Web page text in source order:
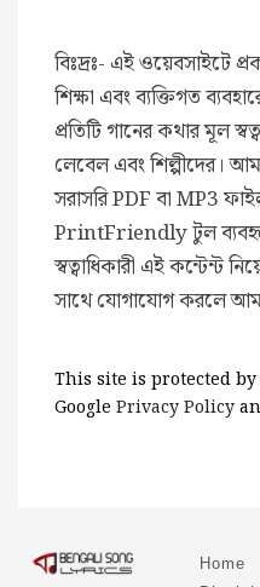
বিঃদ্রঃ- এই ওয়েবসাইটে
শিক্ষা এবং ব্যক্তিগত
প্রতিটি গানের কথার মূল
লেবেল এবং শিল্পীদের।
সরাসরি PDF বা MP3
PrintFriendly টুল
স্বত্বাধিকারী এই কন্টেন্ট
সাথে যোগাযোগ করলে
This site is protected by
Google Privacy Policy
Home